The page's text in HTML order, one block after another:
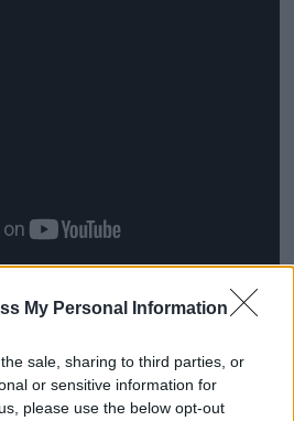
My Personal Information
sale, sharing to third parties, or
or sensitive information for
please use the below opt-out
jeleneteket váltogató
és taszítását egyaránt
akár egyszerre (mint
-a is ettől működött igazán).